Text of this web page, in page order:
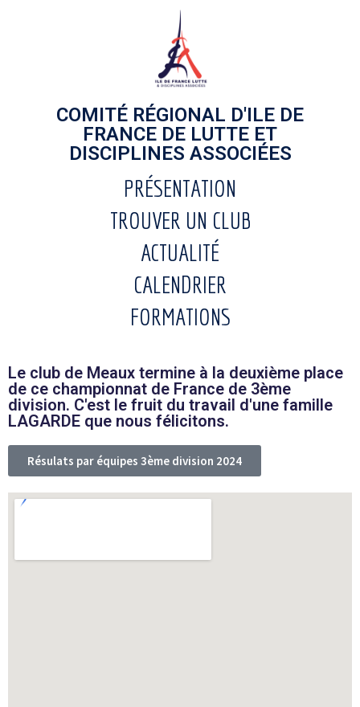
COMITÉ RÉGIONAL D'ILE DE
FRANCE DE LUTTE ET
DISCIPLINES ASSOCIÉES
PRÉSENTATION
TROUVER UN CLUB
ACTUALITÉ
CALENDRIER
FORMATIONS
Le club de Meaux termine à la deuxième place
de ce championnat de France de 3ème
division. C'est le fruit du travail d'une famille
LAGARDE que nous félicitons.
Résulats par équipes 3ème division 2024